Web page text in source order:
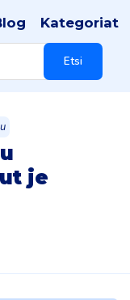
Etsi
Kategoriat
je